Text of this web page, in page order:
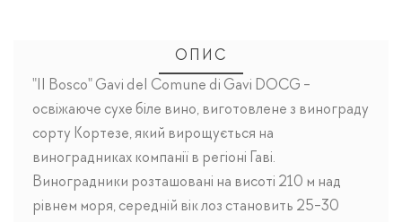
ОПИС
"Il Bosco" Gavi del Comune di Gavi DOCG -
освіжаюче сухе біле вино, виготовлене з винограду
сорту Кортезе, який вирощується на
виноградниках компанії в регіоні Гаві.
Виноградники розташовані на висоті 210 м над
рівнем моря, середній вік лоз становить 25-30